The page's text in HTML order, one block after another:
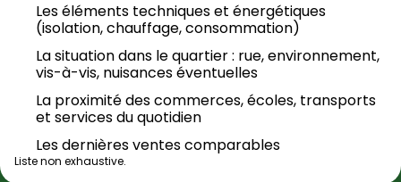
Les éléments techniques et énergétiques
(isolation, chauffage, consommation)
La situation dans le quartier : rue, environnement,
vis-à-vis, nuisances éventuelles
La proximité des commerces, écoles, transports
et services du quotidien
Les dernières ventes comparables
Liste non exhaustive.